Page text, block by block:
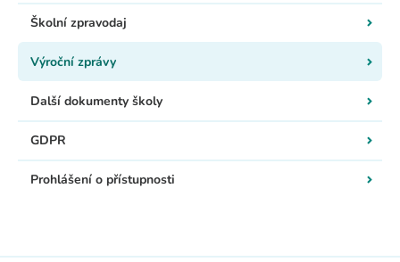
Školní zpravodaj
Výroční zprávy
Další dokumenty školy
GDPR
Prohlášení o přístupnosti